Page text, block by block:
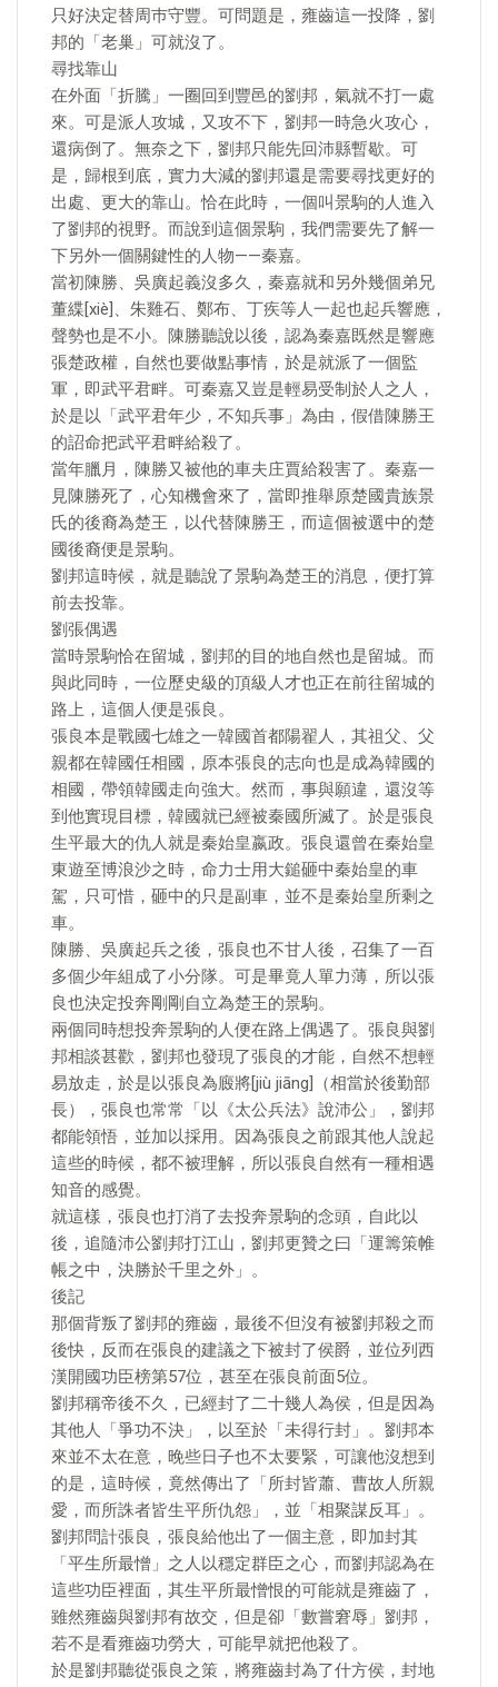
只好決定替周巿守豐。可問題是，雍齒這一投降，劉
邦的「老巢」可就沒了。
尋找靠山
在外面「折騰」一圈回到豐邑的劉邦，氣就不打一處
來。可是派人攻城，又攻不下，劉邦一時急火攻心，
還病倒了。無奈之下，劉邦只能先回沛縣暫歇。可
是，歸根到底，實力大減的劉邦還是需要尋找更好的
出處、更大的靠山。恰在此時，一個叫景駒的人進入
了劉邦的視野。而說到這個景駒，我們需要先了解一
下另外一個關鍵性的人物——秦嘉。
當初陳勝、吳廣起義沒多久，秦嘉就和另外幾個弟兄
董緤[xiè]、朱雞石、鄭布、丁疾等人一起也起兵響應，
聲勢也是不小。陳勝聽說以後，認為秦嘉既然是響應
張楚政權，自然也要做點事情，於是就派了一個監
軍，即武平君畔。可秦嘉又豈是輕易受制於人之人，
於是以「武平君年少，不知兵事」為由，假借陳勝王
的詔命把武平君畔給殺了。
當年臘月，陳勝又被他的車夫庄賈給殺害了。秦嘉一
見陳勝死了，心知機會來了，當即推舉原楚國貴族景
氏的後裔為楚王，以代替陳勝王，而這個被選中的楚
國後裔便是景駒。
劉邦這時候，就是聽說了景駒為楚王的消息，便打算
前去投靠。
劉張偶遇
當時景駒恰在留城，劉邦的目的地自然也是留城。而
與此同時，一位歷史級的頂級人才也正在前往留城的
路上，這個人便是張良。
張良本是戰國七雄之一韓國首都陽翟人，其祖父、父
親都在韓國任相國，原本張良的志向也是成為韓國的
相國，帶領韓國走向強大。然而，事與願違，還沒等
到他實現目標，韓國就已經被秦國所滅了。於是張良
生平最大的仇人就是秦始皇嬴政。張良還曾在秦始皇
東遊至博浪沙之時，命力士用大鎚砸中秦始皇的車
駕，只可惜，砸中的只是副車，並不是秦始皇所剩之
車。
陳勝、吳廣起兵之後，張良也不甘人後，召集了一百
多個少年組成了小分隊。可是畢竟人單力薄，所以張
良也決定投奔剛剛自立為楚王的景駒。
兩個同時想投奔景駒的人便在路上偶遇了。張良與劉
邦相談甚歡，劉邦也發現了張良的才能，自然不想輕
易放走，於是以張良為廄將[jiù jiāng]（相當於後勤部
長），張良也常常「以《太公兵法》說沛公」，劉邦
都能領悟，並加以採用。因為張良之前跟其他人說起
這些的時候，都不被理解，所以張良自然有一種相遇
知音的感覺。
就這樣，張良也打消了去投奔景駒的念頭，自此以
後，追隨沛公劉邦打江山，劉邦更贊之曰「運籌策帷
帳之中，決勝於千里之外」。
後記
那個背叛了劉邦的雍齒，最後不但沒有被劉邦殺之而
後快，反而在張良的建議之下被封了侯爵，並位列西
漢開國功臣榜第57位，甚至在張良前面5位。
劉邦稱帝後不久，已經封了二十幾人為侯，但是因為
其他人「爭功不決」，以至於「未得行封」。劉邦本
來並不太在意，晚些日子也不太要緊，可讓他沒想到
的是，這時候，竟然傳出了「所封皆蕭、曹故人所親
愛，而所誅者皆生平所仇怨」，並「相聚謀反耳」。
劉邦問計張良，張良給他出了一個主意，即加封其
「平生所最憎」之人以穩定群臣之心，而劉邦認為在
這些功臣裡面，其生平所最憎恨的可能就是雍齒了，
雖然雍齒與劉邦有故交，但是卻「數嘗窘辱」劉邦，
若不是看雍齒功勞大，可能早就把他殺了。
於是劉邦聽從張良之策，將雍齒封為了什方侯，封地